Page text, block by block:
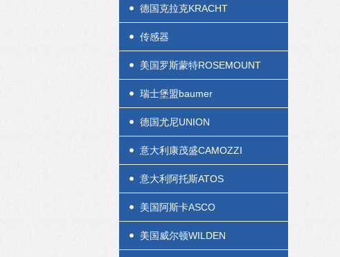
德国克拉克KRACHT
传感器
美国罗斯蒙特ROSEMOUNT
瑞士堡盟baumer
德国尤尼UNION
意大利康茂盛CAMOZZI
意大利阿托斯ATOS
美国阿斯卡ASCO
美国威尔顿WILDEN